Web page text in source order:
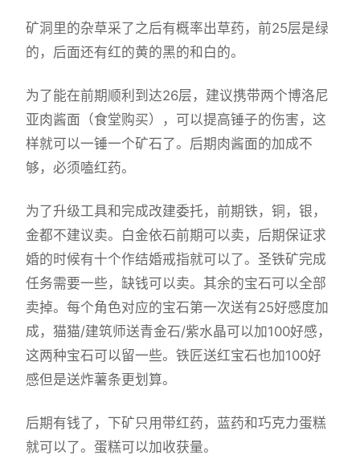
矿洞里的杂草采了之后有概率出草药，前25层是绿
的，后面还有红的黄的黑的和白的。
为了能在前期顺利到达26层，建议携带两个博洛尼
亚肉酱面（食堂购买），可以提高锤子的伤害，这
样就可以一锤一个矿石了。后期肉酱面的加成不
够，必须嗑红药。
为了升级工具和完成改建委托，前期铁，铜，银，
金都不建议卖。白金依石前期可以卖，后期保证求
婚的时候有十个作结婚戒指就可以了。圣铁矿完成
任务需要一些，缺钱可以卖。其余的宝石可以全部
卖掉。每个角色对应的宝石第一次送有25好感度加
成，猫猫/建筑师送青金石/紫水晶可以加100好感，
这两种宝石可以留一些。铁匠送红宝石也加100好
感但是送炸薯条更划算。
后期有钱了，下矿只用带红药，蓝药和巧克力蛋糕
就可以了。蛋糕可以加收获量。